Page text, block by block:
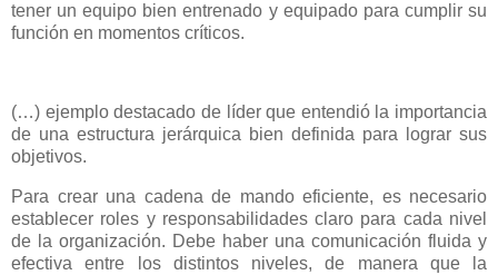
tener un equipo bien entrenado y equipado para cumplir su
función en momentos críticos.
(…) ejemplo destacado de líder que entendió la importancia
de una estructura jerárquica bien definida para lograr sus
objetivos.
Para crear una cadena de mando eficiente, es necesario
establecer roles y responsabilidades claro para cada nivel
de la organización. Debe haber una comunicación fluida y
efectiva entre los distintos niveles, de manera que la